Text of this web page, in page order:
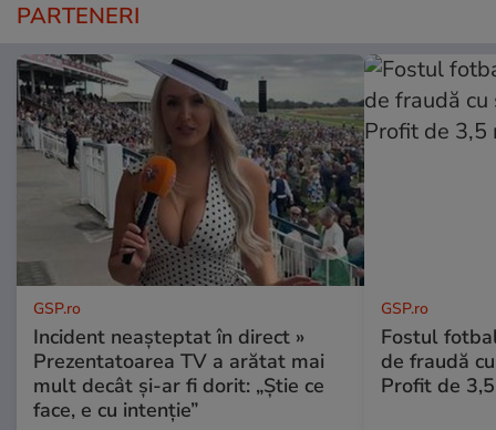
PARTENERI
GSP.ro
Incident neașteptat în direct »
Prezentatoarea TV a arătat mai
mult decât și-ar fi dorit: „Știe ce
face, e cu intenție”
GSP.ro
Fostul
de fraudă
Profit de